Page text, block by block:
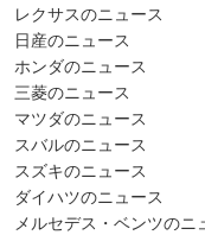
レクサスのニュース
日産のニュース
ホンダのニュース
三菱のニュース
マツダのニュース
スバルのニュース
スズキのニュース
ダイハツのニュース
メルセデス・ベンツのニ